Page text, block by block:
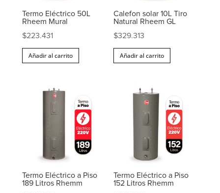
Termo Eléctrico 50L
Rheem Mural
$223.431
Añadir al carrito
Calefon solar 10L Tiro
Natural Rheem GL
$329.313
Añadir al carrito
Termo Eléctrico a Piso
189 Litros Rhemm
Termo Eléctrico a Piso
152 Litros Rhemm